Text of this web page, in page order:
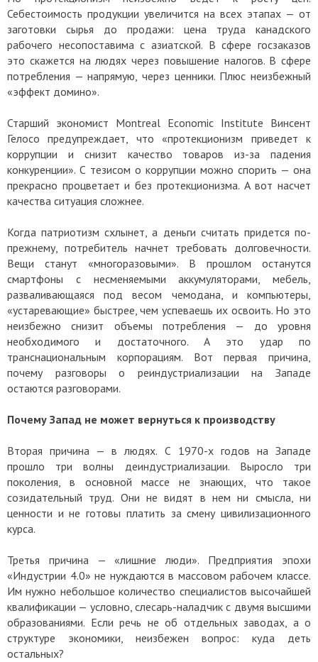
Себестоимость продукции увеличится на всех этапах — от
заготовки сырья до продажи: цена труда канадского
рабочего несопоставима с азиатской. В сфере госзаказов
это скажется на людях через повышение налогов. В сфере
потребления — напрямую, через ценники. Плюс неизбежный
«эффект домино».
Старший экономист Montreal Economic Institute Винсент
Гелосо предупреждает, что «протекционизм приведет к
коррупции и снизит качество товаров из-за падения
конкуренции». С тезисом о коррупции можно спорить — она
прекрасно процветает и без протекционизма. А вот насчет
качества ситуация сложнее.
Когда патриотизм схлынет, а деньги считать придется по-
прежнему, потребитель начнет требовать долговечности.
Вещи станут «многоразовыми». В прошлом останутся
смартфоны с несменяемыми аккумуляторами, мебель,
разваливающаяся под весом чемодана, и компьютеры,
«устаревающие» быстрее, чем успеваешь их освоить. Но это
неизбежно снизит объемы потребления — до уровня
необходимого и достаточного. А это удар по
транснациональным корпорациям. Вот первая причина,
почему разговоры о реиндустриализации на Западе
остаются разговорами.
Почему Запад не может вернуться к производству
Вторая причина — в людях. С 1970-х годов на Западе
прошло три волны деиндустриализации. Выросло три
поколения, в основной массе не знающих, что такое
созидательный труд. Они не видят в нем ни смысла, ни
ценности и не готовы платить за смену цивилизационного
курса.
Третья причина — «лишние люди». Предприятия эпохи
«Индустрии 4.0» не нуждаются в массовом рабочем классе.
Им нужно небольшое количество специалистов высочайшей
квалификации — условно, слесарь-наладчик с двумя высшими
образованиями. Если речь не об отдельных заводах, а о
структуре экономики, неизбежен вопрос: куда деть
остальных?